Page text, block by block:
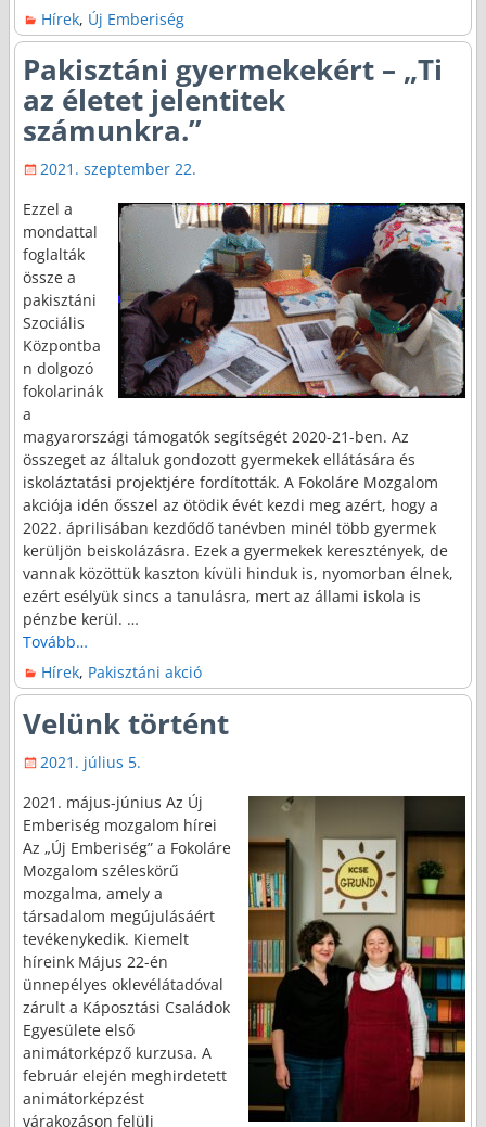
Hírek, Új Emberiség
Pakisztáni gyermekekért – „Ti
az életet jelentitek
számunkra.”
2021. szeptember 22.
Ezzel a
mondattal
foglalták
össze a
pakisztáni
Szociális
Központba
n dolgozó
fokolarinák
a
magyarországi támogatók segítségét 2020-21-ben. Az
összeget az általuk gondozott gyermekek ellátására és
iskoláztatási projektjére fordították. A Fokoláre Mozgalom
akciója idén ősszel az ötödik évét kezdi meg azért, hogy a
2022. áprilisában kezdődő tanévben minél több gyermek
kerüljön beiskolázásra. Ezek a gyermekek keresztények, de
vannak közöttük kaszton kívüli hinduk is, nyomorban élnek,
ezért esélyük sincs a tanulásra, mert az állami iskola is
pénzbe kerül. …
Tovább…
Hírek, Pakisztáni akció
Velünk történt
2021. július 5.
2021. május-június Az Új
Emberiség mozgalom hírei
Az „Új Emberiség” a Fokoláre
Mozgalom széleskörű
mozgalma, amely a
társadalom megújulásáért
tevékenykedik. Kiemelt
híreink Május 22-én
ünnepélyes oklevélátadóval
zárult a Káposztási Családok
Egyesülete első
animátorképző kurzusa. A
február elején meghirdetett
animátorképzést
várakozáson felüli